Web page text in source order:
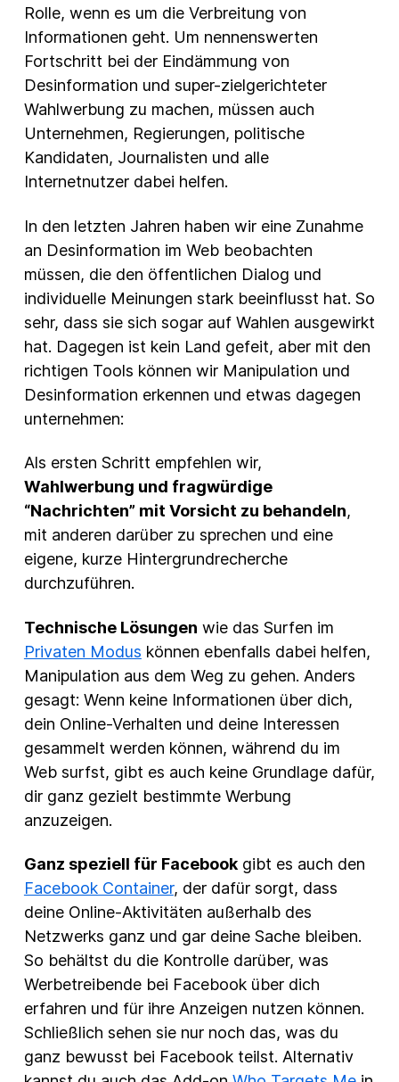
Rolle, wenn es um die Verbreitung von
Informationen geht. Um nennenswerten
Fortschritt bei der Eindämmung von
Desinformation und super-zielgerichteter
Wahlwerbung zu machen, müssen auch
Unternehmen, Regierungen, politische
Kandidaten, Journalisten und alle
Internetnutzer dabei helfen.
In den letzten Jahren haben wir eine Zunahme
an Desinformation im Web beobachten
müssen, die den öffentlichen Dialog und
individuelle Meinungen stark beeinflusst hat. So
sehr, dass sie sich sogar auf Wahlen ausgewirkt
hat. Dagegen ist kein Land gefeit, aber mit den
richtigen Tools können wir Manipulation und
Desinformation erkennen und etwas dagegen
unternehmen:
Als ersten Schritt empfehlen wir,
Wahlwerbung und fragwürdige
“Nachrichten” mit Vorsicht zu behandeln,
mit anderen darüber zu sprechen und eine
eigene, kurze Hintergrundrecherche
durchzuführen.
Technische Lösungen wie das Surfen im
Privaten Modus können ebenfalls dabei helfen,
Manipulation aus dem Weg zu gehen. Anders
gesagt: Wenn keine Informationen über dich,
dein Online-Verhalten und deine Interessen
gesammelt werden können, während du im
Web surfst, gibt es auch keine Grundlage dafür,
dir ganz gezielt bestimmte Werbung
anzuzeigen.
Ganz speziell für Facebookgibt es auch den
Facebook Container, der dafür sorgt, dass
deine Online-Aktivitäten außerhalb des
Netzwerks ganz und gar deine Sache bleiben.
So behältst du die Kontrolle darüber, was
Werbetreibende bei Facebook über dich
erfahren und für ihre Anzeigen nutzen können.
Schließlich sehen sie nur noch das, was du
ganz bewusst bei Facebook teilst. Alternativ